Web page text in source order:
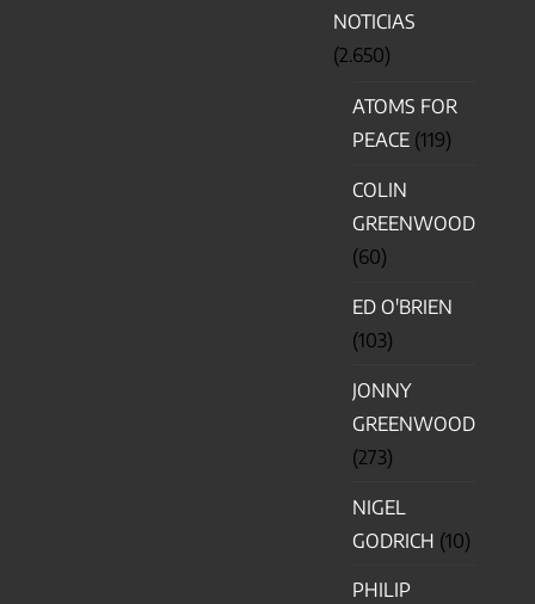
NOTICIAS
(2.650)
ATOMS FOR
PEACE (119)
COLIN
GREENWOOD
(60)
ED O'BRIEN
(103)
JONNY
GREENWOOD
(273)
NIGEL
GODRICH (10)
PHILIP